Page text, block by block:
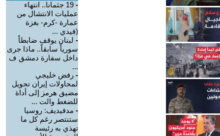
-
19 جثمانا.. انتهاء
عمليات الانتشال من
عمارة -كرم- بغزة
(فيدي ...
- لبنان يوقف ضابطاً
سورياً سابقاً.. ماذا جرى
داخل سفارة دمشق ف
...
- رفض خليجي
لمحاولات إيران تحويل
مضيق هرمز إلى أداة
للضغط والت ...
- مدفيديف: روسيا
ستنتصر رغم كل ما
تهذي به رئيسة